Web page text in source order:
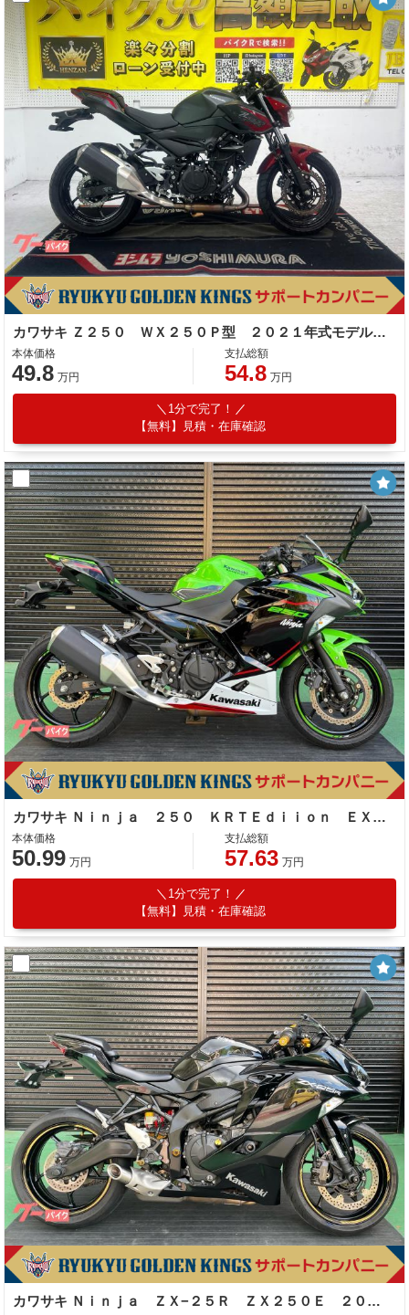
カワサキ Ｚ２５０ ＷＸ２５０Ｐ型 ２０２１年式モデル 社外スマホホルダー ＵＳＢポート 社外レバー ハンドルスペーサー
本体価格
49.8 万円
支払総額
54.8 万円
1分で完了！
【無料】見積・在庫確認
カワサキ Ｎｉｎｊａ ２５０ ＫＲＴＥｄｉｉｏｎ ＥＸ２５０Ｐ ２０２１年モデル エンジンスライダー ライムグリーン
本体価格
50.99 万円
支払総額
57.63 万円
1分で完了！
【無料】見積・在庫確認
カワサキ Ｎｉｎｊａ ＺＸ−２５Ｒ ＺＸ２５０Ｅ ２０２１年モデル フェンダーレス エンジンスライダー バックステップ レバー